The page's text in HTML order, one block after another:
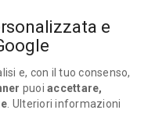
e
e, con il tuo consenso,
puoi accettare,
. Ulteriori informazioni